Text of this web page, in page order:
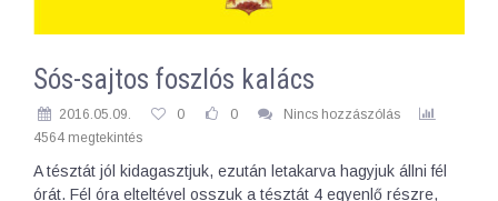
Sós-sajtos foszlós kalács
2016.05.09. 0 0
Nincs hozzászólás
4564 megtekintés
A tésztát jól kidagasztjuk, ezután letakarva hagyjuk állni fél
órát. Fél óra elteltével osszuk a tésztát 4 egyenlő részre,